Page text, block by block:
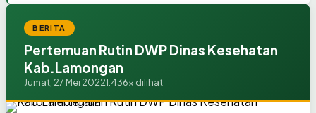
BERITA
Pertemuan Rutin DWP Dinas Kesehatan
Kab.Lamongan
Jumat, 27 Mei 20221.436x dilihat